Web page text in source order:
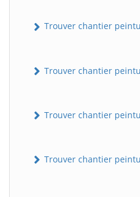
Trouver chantier
Trouver chantier
Trouver chantier
Trouver chantier